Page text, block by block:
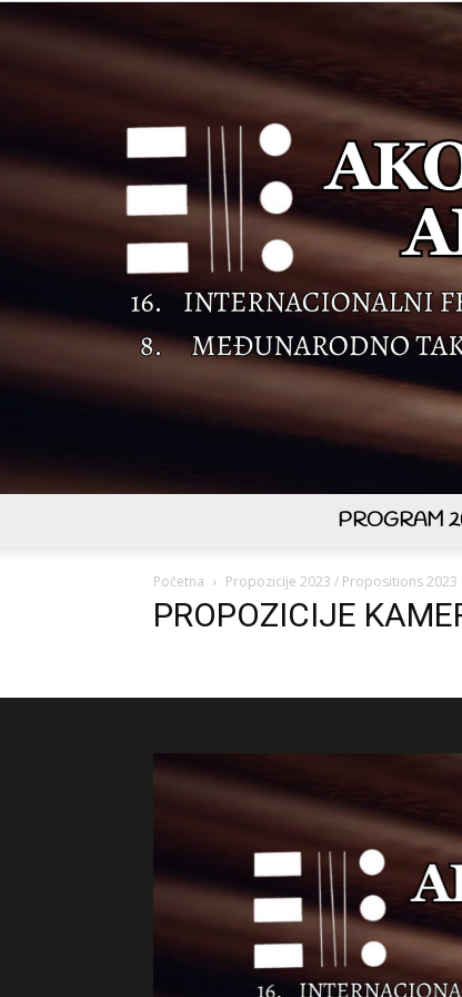
PROGRAM
Početna Propozicije 2023 / Propositions 2023
PROPOZICIJE